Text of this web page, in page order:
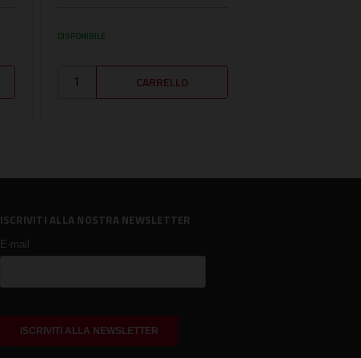
DISPONIBILE
ISCRIVITI ALLA NOSTRA NEWSLETTER